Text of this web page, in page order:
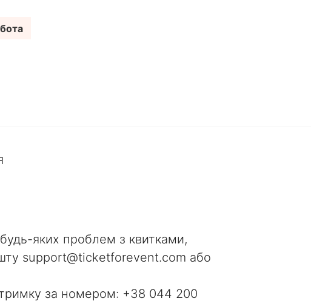
яких проблем з квитками,
support@ticketforevent.com або
за номером: +38 044 200